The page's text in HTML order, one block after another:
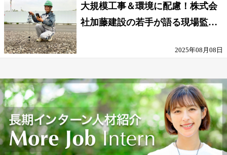
大規模工事＆環境に配慮！株式会
社加藤建設の若手が語る現場監督
2025年08月08日